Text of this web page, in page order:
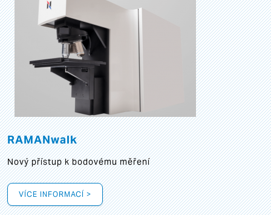
RAMANwalk
Nový přístup k bodovému měření
VÍCE INFORMACÍ >